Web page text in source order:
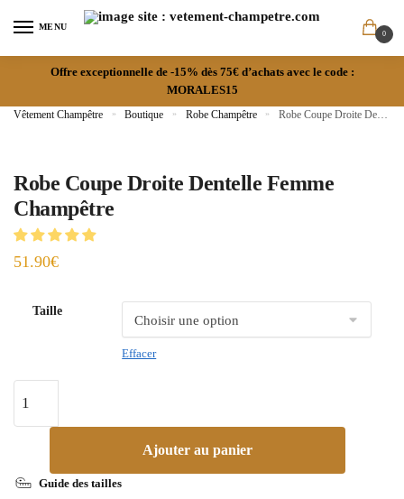
MENU
0
Offre exceptionnelle de -15% dès 75€ d’achats avec le code :
MORALES15
Vêtement Champêtre » Boutique » Robe Champêtre » Robe Coupe Droite Dentelle Femme Champêtre
Robe Coupe Droite Dentelle Femme
Champêtre
51.90€
Taille
Effacer
Ajouter au panier
Guide des tailles